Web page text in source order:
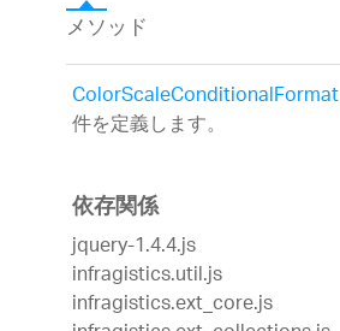
メソッド
ColorScaleConditionalFormat
件を定義します。
依存関係
jquery-1.4.4.js
infragistics.util.js
infragistics.ext_core.js